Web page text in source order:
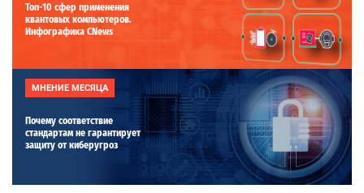
Топ-10 сфер применения
квантовых компьютеров.
Инфографика CNews
МНЕНИЕ МЕСЯЦА
Почему соответствие
стандартам не гарантирует
защиту от киберугроз